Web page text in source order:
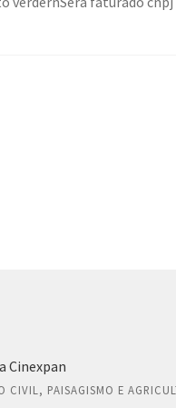
Cinexpan
CIVIL, PAISAGISMO E